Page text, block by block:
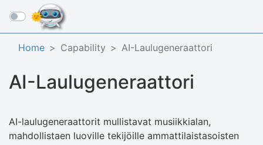
☰
Home Capability AI-Laulugeneraattori
AI-Laulugeneraattori
AI-laulugeneraattorit mullistavat musiikkialan,
mahdollistaen luoville tekijöille ammattilaistasoisten